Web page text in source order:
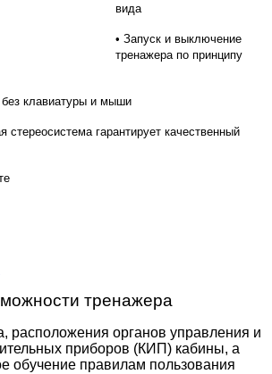
вида
• Запуск и выключение
тренажера по принципу
клавиатуры и мыши
стереосистема гарантирует качественный
тренажера
расположения органов управления и
приборов (КИП) кабины, а
обучение правилам пользования